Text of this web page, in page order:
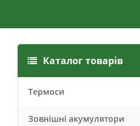
Каталог товарів
Термоси
Зовнішні акумулятори